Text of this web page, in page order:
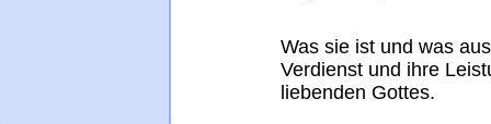
Was sie ist und was
Verdienst und ihre
liebenden Gottes.